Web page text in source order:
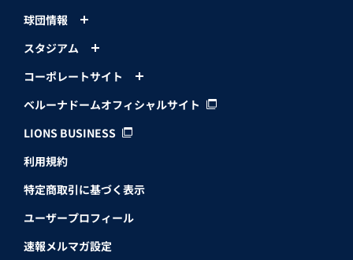
球団情報
スタジアム
コーポレートサイト
ベルーナドームオフィシャルサイト
LIONS BUSINESS
利用規約
特定商取引に基づく表示
ユーザープロフィール
速報メルマガ設定